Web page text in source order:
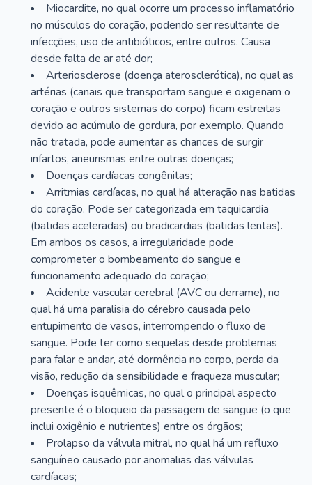
Miocardite, no qual ocorre um processo inflamatório
no músculos do coração, podendo ser resultante de
infecções, uso de antibióticos, entre outros. Causa
desde falta de ar até dor;
Arteriosclerose (doença aterosclerótica), no qual as
artérias (canais que transportam sangue e oxigenam o
coração e outros sistemas do corpo) ficam estreitas
devido ao acúmulo de gordura, por exemplo. Quando
não tratada, pode aumentar as chances de surgir
infartos, aneurismas entre outras doenças;
Doenças cardíacas congênitas;
Arritmias cardíacas, no qual há alteração nas batidas
do coração. Pode ser categorizada em taquicardia
(batidas aceleradas) ou bradicardias (batidas lentas).
Em ambos os casos, a irregularidade pode
comprometer o bombeamento do sangue e
funcionamento adequado do coração;
Acidente vascular cerebral (AVC ou derrame), no
qual há uma paralisia do cérebro causada pelo
entupimento de vasos, interrompendo o fluxo de
sangue. Pode ter como sequelas desde problemas
para falar e andar, até dormência no corpo, perda da
visão, redução da sensibilidade e fraqueza muscular;
Doenças isquêmicas, no qual o principal aspecto
presente é o bloqueio da passagem de sangue (o que
inclui oxigênio e nutrientes) entre os órgãos;
Prolapso da válvula mitral, no qual há um refluxo
sanguíneo causado por anomalias das válvulas
cardíacas;